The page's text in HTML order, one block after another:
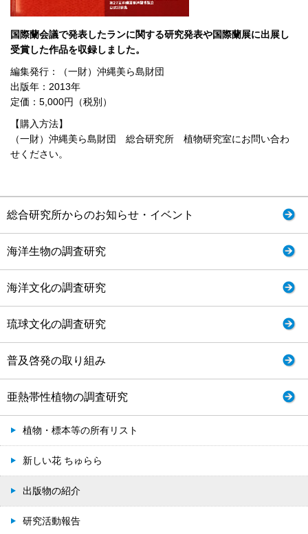
国際蘭会議で発表したランに関する研究発表や国際蘭展に出展し
受賞した作品を収録しました。
編集発行：（一財）沖縄美ら島財団
出版年：2013年
定価：5,000円（税別）
【購入方法】
（一財）沖縄美ら島財団 総合研究所 植物研究室にお問い合わ
せください。
総合研究所からのお知らせ・イベント
海洋生物の調査研究
海洋文化の調査研究
琉球文化の調査研究
普及啓発の取り組み
亜熱帯性植物の調査研究
植物・標本等の所有リスト
新しい花 ちゅらら
出版物の紹介
研究活動報告